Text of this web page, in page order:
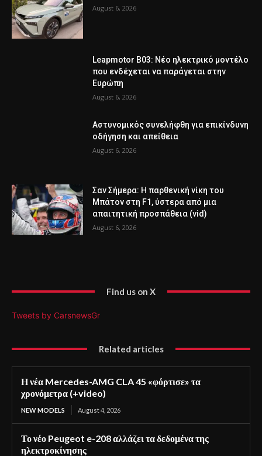
August 6, 2026
Leapmotor B03: Νέο ηλεκτρικό μοντέλο
που ενδέχεται να παράγεται στην
Ευρώπη
August 6, 2026
Αστυνομικός συνελήφθη για επικίνδυνη
οδήγηση και απείθεια
August 6, 2026
Σαν Σήμερα: Η παρθενική νίκη του
Μπάτον στη F1, ύστερα από μια
απαιτητική προσπάθεια (vid)
August 6, 2026
Find us on X
Tweets by CarsnewsGr
Related articles
Η νέα Mercedes-AMG CLA 45 «φόρτισε» τα
χρονόμετρα (+video)
NEW MODELS August 4, 2026
Το νέο Peugeot e-208 αλλάζει τα δεδομένα της
ηλεκτροκίνησης